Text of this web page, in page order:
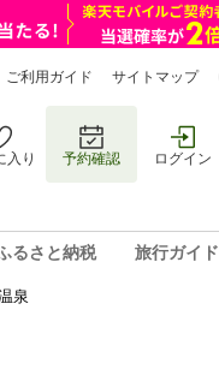
ご利用ガイド サイトマップ
入り 予約確認 ログイン
るさと納税 旅行ガイド
泉